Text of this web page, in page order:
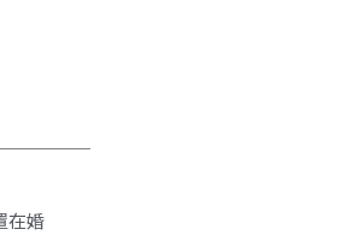
在婚